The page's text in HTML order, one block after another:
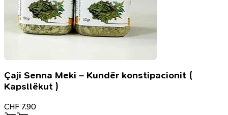
Çaji Senna Meki – Kundër konstipacionit (
Kapsllëkut )
CHF 7.90